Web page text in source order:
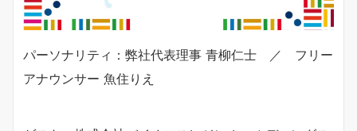
パーソナリティ：弊社代表理事 青柳仁士 ／ フリー
アナウンサー 魚住りえ